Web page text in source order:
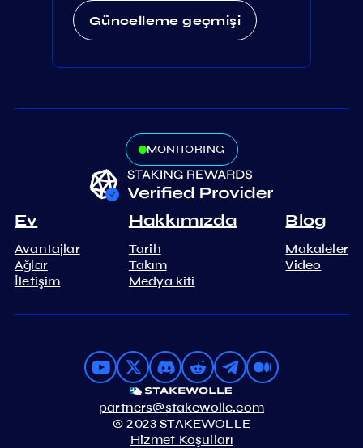
Güncelleme geçmişi
MONITORING
Ev
Avantajlar
Ağlar
İletişim
Hakkımızda
Tarih
Takım
Medya kiti
Blog
Makaleler
Video
partners@stakewolle.com
© 2023 STAKEWOLLE
Hizmet Koşulları